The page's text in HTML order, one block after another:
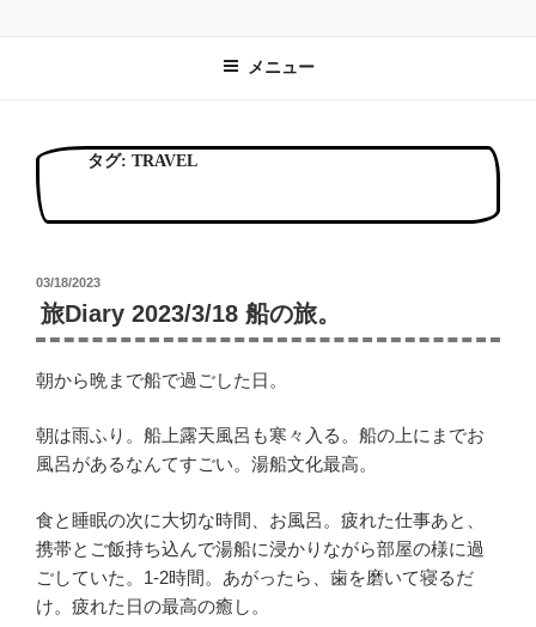
メニュー
タグ: TRAVEL
投
稿
日:
03/18/2023
旅Diary 2023/3/18 船の旅。
朝から晩まで船で過ごした日。
朝は雨ふり。船上露天風呂も寒々入る。船の上にまでお
風呂があるなんてすごい。湯船文化最高。
食と睡眠の次に大切な時間、お風呂。疲れた仕事あと、
携帯とご飯持ち込んで湯船に浸かりながら部屋の様に過
ごしていた。1-2時間。あがったら、歯を磨いて寝るだ
け。疲れた日の最高の癒し。